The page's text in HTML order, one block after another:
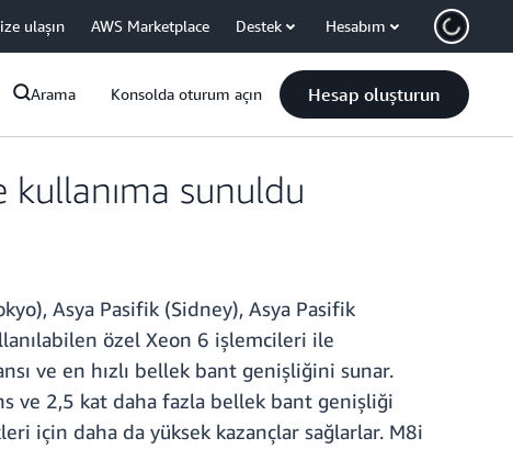
ulaşın AWS Marketplace Destek Hesabım
Arama Konsolda oturum açın Hesap oluşturun
sunuldu
Asya Pasifik (Sidney), Asya Pasifik
özel Xeon 6 işlemcileri ile
ve en hızlı bellek bant genişliğini sunar.
ve 2,5 kat daha fazla bellek bant genişliği
için daha da yüksek kazançlar sağlarlar. M8i